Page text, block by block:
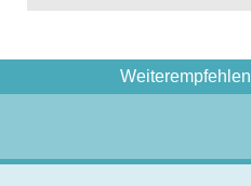
Weiterempfehlen